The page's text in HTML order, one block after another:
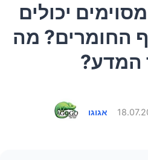
יכולים
החומרים? מה
המדע?
אגוגו